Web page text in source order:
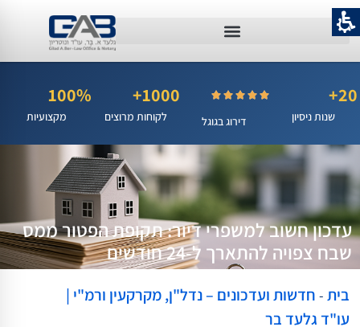
20+
שנות ניסיון דירוג בגוגל
1000+
לקוחות מרוצים
100%
מקצועיות
עדכון חשוב למשפרי דיור: תקופת הפטור ממס
שבח צפויה להתארך ל-24 חודשים
בית - חדשות ועדכונים – נדל"ן, מקרקעין ורמ"י |
עו"ד גלעד בר